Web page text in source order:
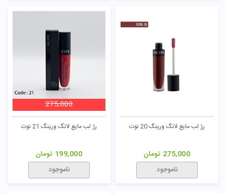
رژ لب مایع لانگ ورینگ 20 نوت
275,000 تومان
ناموجود
رژ لب مایع لانگ ورینگ 21 نوت
275,000
199,000 تومان
ناموجود